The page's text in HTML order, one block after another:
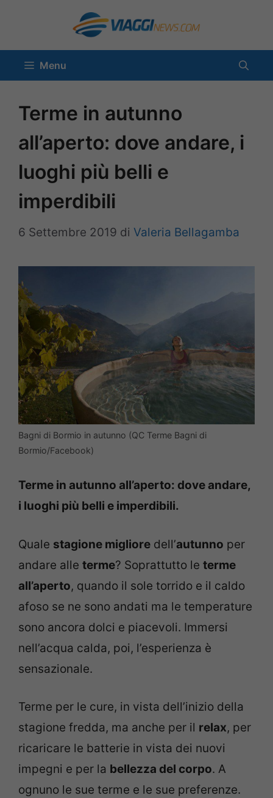
contenuto
Menu
Terme in autunno
all’aperto: dove andare, i
luoghi più belli e
imperdibili
6 Settembre 2019 di Valeria Bellagamba
Bagni di Bormio in autunno (QC Terme Bagni di
Bormio/Facebook)
Terme in autunno all’aperto: dove andare,
i luoghi più belli e imperdibili.
Quale stagione migliore dell’autunno per
andare alle terme? Soprattutto le terme
all’aperto, quando il sole torrido e il caldo
afoso se ne sono andati ma le temperature
sono ancora dolci e piacevoli. Immersi
nell’acqua calda, poi, l’esperienza è
sensazionale.
Terme per le cure, in vista dell’inizio della
stagione fredda, ma anche per il relax, per
ricaricare le batterie in vista dei nuovi
impegni e per la bellezza del corpo. A
ognuno le sue terme e le sue preferenze.